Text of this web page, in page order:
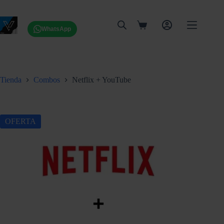
contenido
WhatsApp
Carro
Tienda Combos Netflix + YouTube
OFERTA